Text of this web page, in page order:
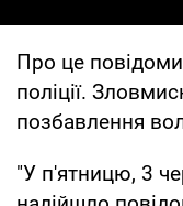
Про це
поліції.
позбавлення
"У п'ятницю, 3